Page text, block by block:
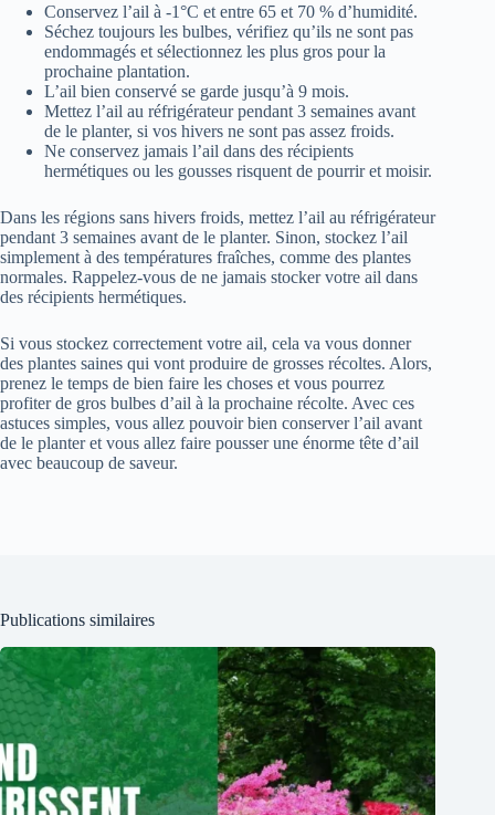
Conservez l’ail à -1°C et entre 65 et 70 % d’humidité.
Séchez toujours les bulbes, vérifiez qu’ils ne sont pas
endommagés et sélectionnez les plus gros pour la
prochaine plantation.
L’ail bien conservé se garde jusqu’à 9 mois.
Mettez l’ail au réfrigérateur pendant 3 semaines avant
de le planter, si vos hivers ne sont pas assez froids.
Ne conservez jamais l’ail dans des récipients
hermétiques ou les gousses risquent de pourrir et moisir.
Dans les régions sans hivers froids, mettez l’ail au réfrigérateur
pendant 3 semaines avant de le planter. Sinon, stockez l’ail
simplement à des températures fraîches, comme des plantes
normales. Rappelez-vous de ne jamais stocker votre ail dans
des récipients hermétiques.
Si vous stockez correctement votre ail, cela va vous donner
des plantes saines qui vont produire de grosses récoltes. Alors,
prenez le temps de bien faire les choses et vous pourrez
profiter de gros bulbes d’ail à la prochaine récolte. Avec ces
astuces simples, vous allez pouvoir bien conserver l’ail avant
de le planter et vous allez faire pousser une énorme tête d’ail
avec beaucoup de saveur.
Publications similaires